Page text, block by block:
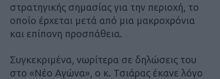
στρατηγικής σημασίας για την περιοχή, το
οποίο έρχεται μετά από μια μακροχρόνια
και επίπονη προσπάθεια.
Συγκεκριμένα, νωρίτερα σε δηλώσεις του
στο «Νέο Αγώνα», ο κ. Τσιάρας έκανε λόγο